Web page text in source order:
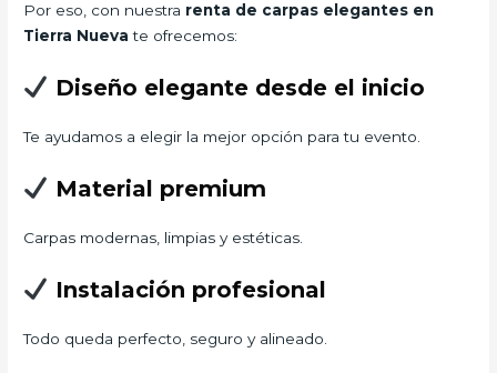
Por eso, con nuestra renta de carpas elegantes en
Tierra Nuevate ofrecemos:
Diseño elegante desde el inicio
Te ayudamos a elegir la mejor opción para tu evento.
Material premium
Carpas modernas, limpias y estéticas.
Instalación profesional
Todo queda perfecto, seguro y alineado.